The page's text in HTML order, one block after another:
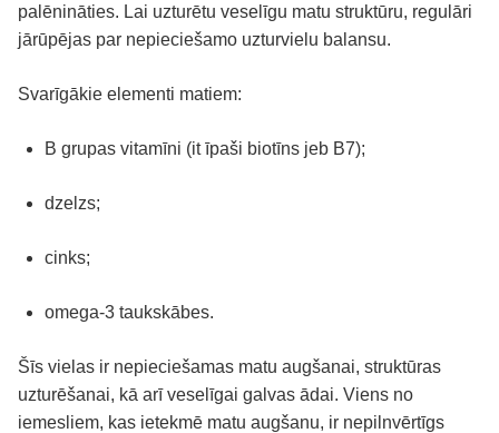
palēnināties. Lai uzturētu veselīgu matu struktūru, regulāri
jārūpējas par nepieciešamo uzturvielu balansu.
Svarīgākie elementi matiem:
B grupas vitamīni (it īpaši biotīns jeb B7);
dzelzs;
cinks;
omega-3 taukskābes.
Šīs vielas ir nepieciešamas matu augšanai, struktūras
uzturēšanai, kā arī veselīgai galvas ādai. Viens no
iemesliem, kas ietekmē matu augšanu, ir nepilnvērtīgs